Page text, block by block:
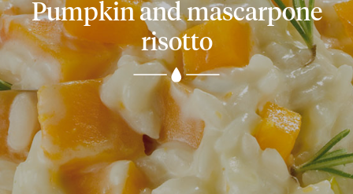
Pumpkin and mascarpone
risotto